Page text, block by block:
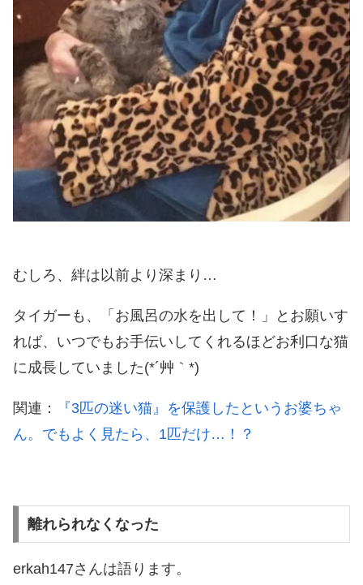
むしろ、絆は以前より深まり…
タイガーも、「お風呂の水を出して！」とお願いす
れば、いつでもお手伝いしてくれるほどお利口な猫
に成長していました(*´艸｀*)
関連：
『3匹の迷い猫』を保護したというお婆ちゃ
ん。でもよく見たら、1匹だけ…！？
離れられなくなった
erkah147さんは語ります。